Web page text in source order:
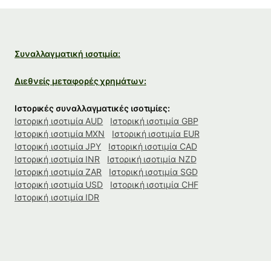
Συναλλαγματική ισοτιμία:
Διεθνείς μεταφορές χρημάτων:
Ιστορικές συναλλαγματικές ισοτιμίες:
Ιστορική ισοτιμία AUD
Ιστορική ισοτιμία GBP
Ιστορική ισοτιμία MXN
Ιστορική ισοτιμία EUR
Ιστορική ισοτιμία JPY
Ιστορική ισοτιμία CAD
Ιστορική ισοτιμία INR
Ιστορική ισοτιμία NZD
Ιστορική ισοτιμία ZAR
Ιστορική ισοτιμία SGD
Ιστορική ισοτιμία USD
Ιστορική ισοτιμία CHF
Ιστορική ισοτιμία IDR